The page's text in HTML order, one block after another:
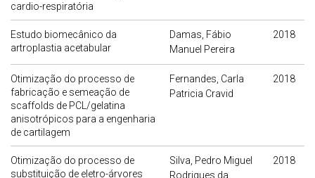
cardio-respiratória
Estudo biomecânico da
artroplastia acetabular
Damas, Fábio
Manuel Pereira
2018
Otimização do processo de
fabricação e semeação de
scaffolds de PCL/gelatina
anisotrópicos para a engenharia
de cartilagem
Fernandes, Carla
Patricia Cravid
2018
Otimização do processo de
substituição de eletro-árvores
Silva, Pedro Miguel
Rodrigues da
2018